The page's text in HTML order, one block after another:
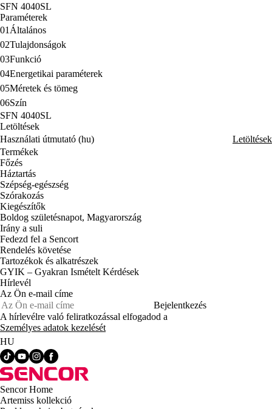
SFN 4040SL
Paraméterek
01 Általános
02Tulajdonságok
03Funkció
04Energetikai paraméterek
05Méretek és tömeg
06Szín
SFN 4040SL
Letöltések
Használati útmutató (hu)
Letöltések
Termékek
Főzés
Háztartás
Szépség-egészség
Szórakozás
Kiegészítők
Boldog születésnapot, Magyarország
Irány a suli
Fedezd fel a Sencort
Rendelés követése
Tartozékok és alkatrészek
GYIK – Gyakran Ismételt Kérdések
Hírlevél
Az Ön e-mail címe
Bejelentkezés
A hírlevélre való feliratkozással elfogadod a
Személyes adatok kezelését
HU
Sencor Home
Artemiss kollekció